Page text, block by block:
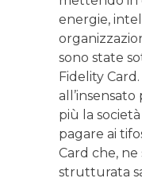
energie,
sono state
Fidelity
più la
pagare ai
Card che,
strutturata